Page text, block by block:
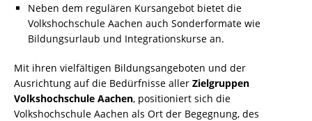
Neben dem regulären Kursangebot bietet die
Volkshochschule Aachen auch Sonderformate wie
Bildungsurlaub und Integrationskurse an.
Mit ihren vielfältigen Bildungsangeboten und der
Ausrichtung auf die Bedürfnisse aller Zielgruppen
Volkshochschule Aachen, positioniert sich die
Volkshochschule Aachen als Ort der Begegnung, des